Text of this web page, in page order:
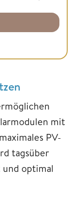
mit
PV-
tagsüber
optimal